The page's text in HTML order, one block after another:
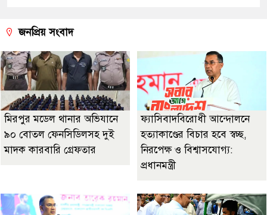
জনপ্রিয় সংবাদ
মিরপুর মডেল থানার অভিযানে
৯০ বোতল ফেনসিডিলসহ দুই
মাদক কারবারি গ্রেফতার
ফ্যাসিবাদবিরোধী আন্দোলনে
হত্যাকাণ্ডের বিচার হবে স্বচ্ছ,
নিরপেক্ষ ও বিশ্বাসযোগ্য:
প্রধানমন্ত্রী